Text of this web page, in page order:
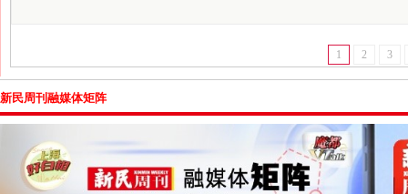
1 2 3
新民周刊融媒体矩阵